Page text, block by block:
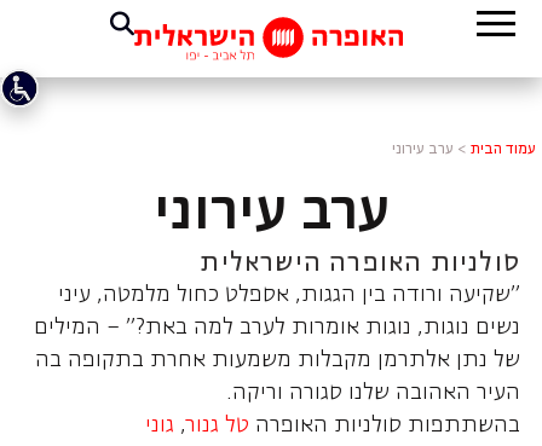
עמוד הבית > ערב עירוני
ערב עירוני
סולניות האופרה הישראלית
"שקיעה ורודה בין הגגות, אספלט כחול מלמטה, עיני
נשים נוגות, נוגות אומרות לערב למה באת?" – המילים
של נתן אלתרמן מקבלות משמעות אחרת בתקופה בה
העיר האהובה שלנו סגורה וריקה.
בהשתתפות סולניות האופרה טל גנור, גוני